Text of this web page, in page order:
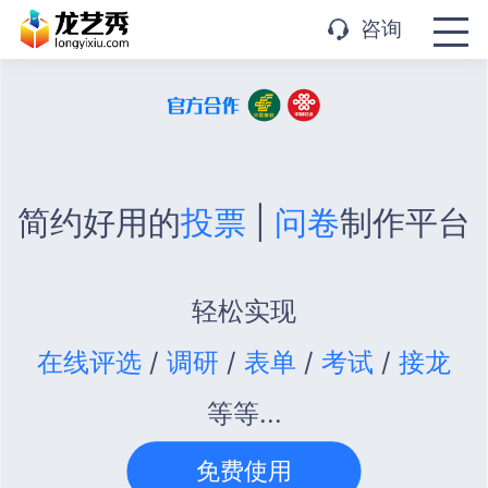
咨询
APP下载
简约好用的投票 问卷制作平台
轻松实现
在线评选 / 调研 / 表单 / 考试 / 接龙
等等...
免费使用